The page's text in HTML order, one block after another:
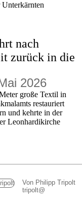
nach
zurück in die
2026
große Textil in
restauriert
und kehrte in der
Leonhardikirche
Von Philipp Tripolt
tripolt@